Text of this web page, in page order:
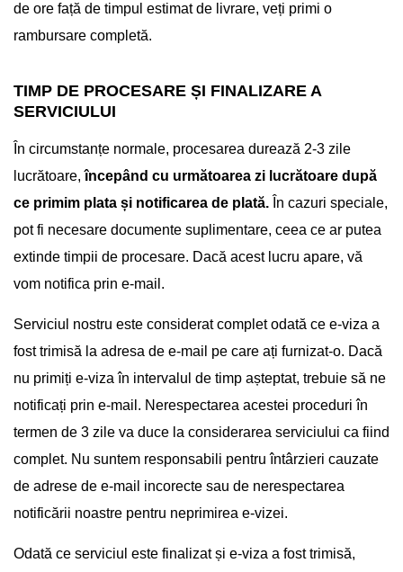
de ore față de timpul estimat de livrare, veți primi o
rambursare completă.
TIMP DE PROCESARE ȘI FINALIZARE A
SERVICIULUI
În circumstanțe normale, procesarea durează 2-3 zile
lucrătoare,începând cu următoarea zi lucrătoare după
ce primim plata și notificarea de plată. În cazuri speciale,
pot fi necesare documente suplimentare, ceea ce ar putea
extinde timpii de procesare. Dacă acest lucru apare, vă
vom notifica prin e-mail.
Serviciul nostru este considerat complet odată ce e-viza a
fost trimisă la adresa de e-mail pe care ați furnizat-o. Dacă
nu primiți e-viza în intervalul de timp așteptat, trebuie să ne
notificați prin e-mail. Nerespectarea acestei proceduri în
termen de 3 zile va duce la considerarea serviciului ca fiind
complet. Nu suntem responsabili pentru întârzieri cauzate
de adrese de e-mail incorecte sau de nerespectarea
notificării noastre pentru neprimirea e-vizei.
Odată ce serviciul este finalizat și e-viza a fost trimisă,